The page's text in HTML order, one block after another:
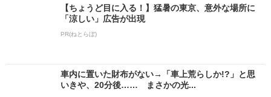
【ちょうど目に入る！】猛暑の東京、意外な場所に
「涼しい」広告が出現
PR(ねとらぼ)
車内に置いた財布がない→「車上荒らしか!?」と思
いきや、20分後…… まさかの光...